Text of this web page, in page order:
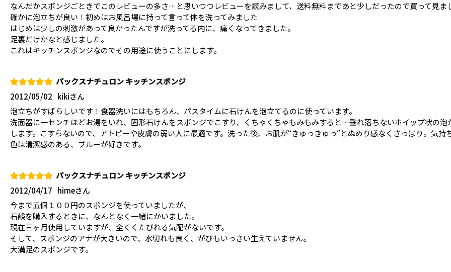
なんだかスポンジごときでこのレビューの多さ…と思いつつレビューを読みまして、送料無料まであと少しだったので買って見ま
確かに泡立ちが良い！初めはお風呂場に持って言って体を洗ってみました
はじめは少しの刺激があって良かったんですが洗ってる内に、痛くなってきました。
足裏だけかなと感じました。
これはキッチンスポンジなのでその用途に使うことにします。
パックスナチュロン キッチンスポンジ
kikiさん
2012/05/02
泡立ちがすばらしいです！食器洗いにはもちろん、パスタイムに石けんを泡立てるのに使っています。
洗面器に一センチほどお湯をいれ、固形石けんをスポンジでこすり、くちゃくちゃもみもみすると…垂れ落ちないホイップ状の
します。こすらないので、アトピーや皮膚の弱い人に最適です。洗った後、お肌が“きゅっきゅっ”とぬめり感なくさっぱり。気持
色は清潔感のある、ブルーが好きです。
パックスナチュロン キッチンスポンジ
himeさん
2012/04/17
今まで五個１００円のスポンジを使っていましたが、
石鹸を購入するときに、なんとなく一緒にかいました。
現在三ヶ月使用していますが、全くくたびれる気配がないです。
そして、スポンジのアナが大きいので、水切れも良く、がびもいっさい生えていません。
大満足のスポンジです。